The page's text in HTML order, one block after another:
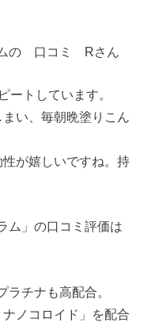
の 口コミ Rさん
ートしています。
い、毎朝晩塗りこん
が嬉しいですね。持
ム」の口コミ評価は
ラチナも高配合。
ノコロイド」を配合